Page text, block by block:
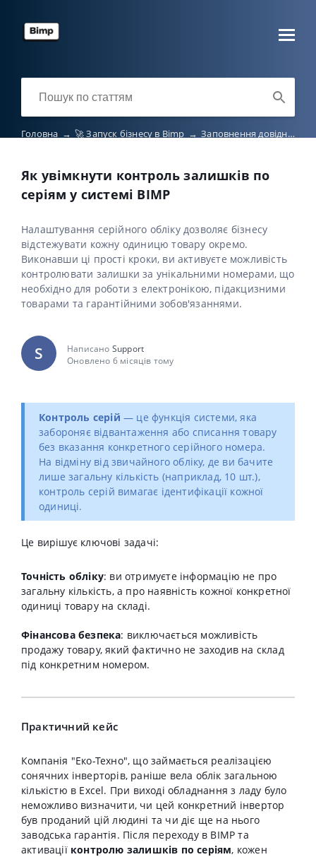
Головна → 🚀 Запуск бізнесу в Bimp → Заповнення довідників
Як увімкнути контроль залишків по
серіям у системі BIMP
Налаштування серійного обліку дозволяє бізнесу
відстежувати кожну одиницю товару окремо.
Виконавши ці прості кроки, ви активуєте можливість
контролювати залишки за унікальними номерами, що
необхідно для роботи з електронікою, підакцизними
товарами та гарантійними зобов'язаннями.
S Написано Support
Оновлено 6 місяців тому
Контроль серій — це функція системи, яка
забороняє відвантаження або списання товару
без вказання конкретного серійного номера.
На відміну від звичайного обліку, де ви бачите
лише загальну кількість (наприклад, 10 шт.),
контроль серій вимагає ідентифікації кожної
одиниці.
Це вирішує ключові задачі:
Точність обліку: ви отримуєте інформацію не про
загальну кількість, а про наявність кожної конкретної
одиниці товару на складі.
Фінансова безпека: виключається можливість
продажу товару, який фактично не заходив на склад
під конкретним номером.
Практичний кейс
Компанія "Еко-Техно", що займається реалізацією
сонячних інверторів, раніше вела облік загальною
кількістю в Excel. При виході обладнання з ладу було
неможливо визначити, чи цей конкретний інвертор
був проданий цій людині та чи діє ще на нього
заводська гарантія. Після переходу в BIMP та
активації контролю залишків по серіям, кожен